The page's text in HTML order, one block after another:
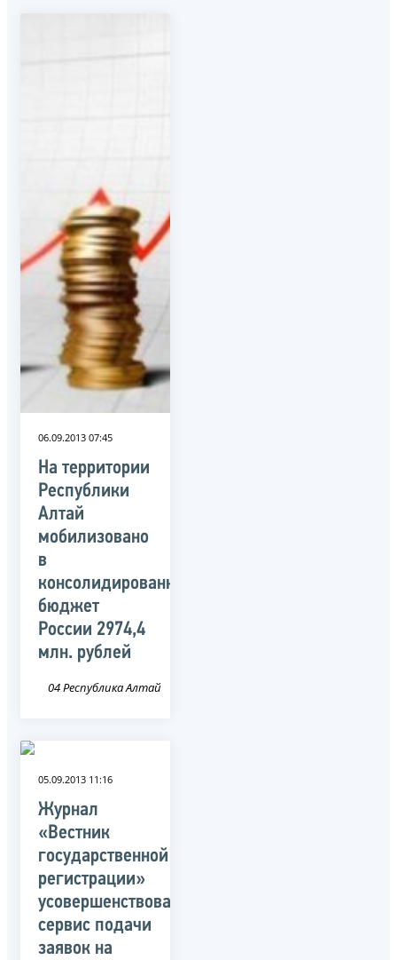
06.09.2013 07:45
На территории
Республики
Алтай
мобилизовано
в
консолидированный
бюджет
России 2974,4
млн. рублей
04 Республика Алтай
05.09.2013 11:16
Журнал
«Вестник
государственной
регистрации»
усовершенствовал
сервис подачи
заявок на